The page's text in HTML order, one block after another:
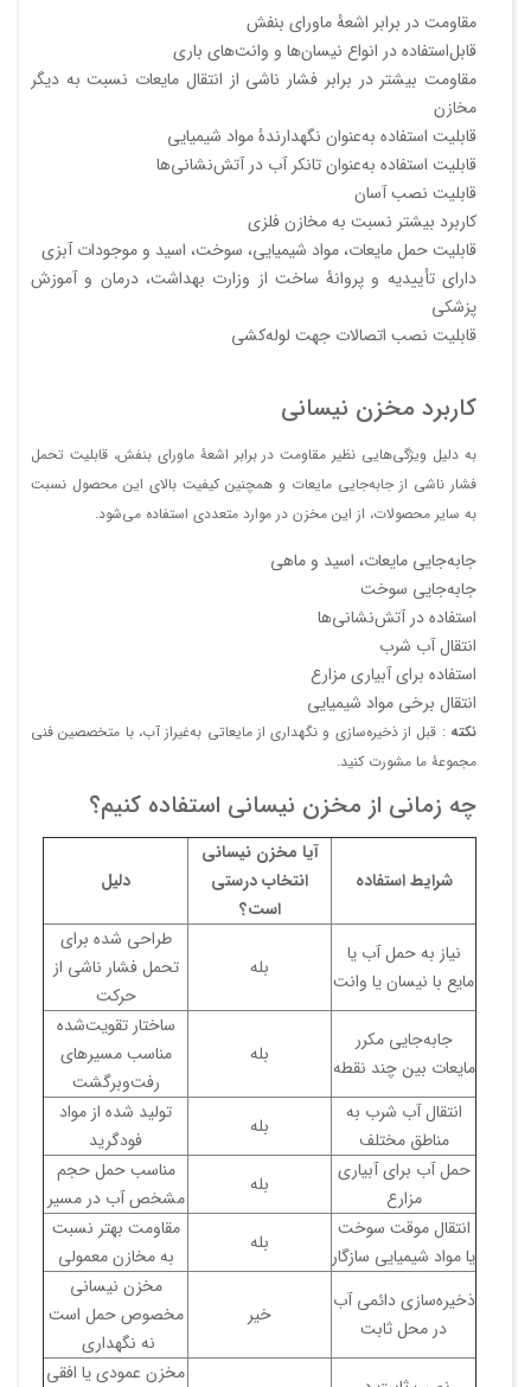
مقاومت در برابر اشعۀ ماورای بنفش
قابل‌استفاده در انواع نیسان‌ها و وانت‌های باری
مقاومت بیشتر در برابر فشار ناشی از انتقال مایعات نسبت به دیگر
مخازن
قابلیت استفاده به‌عنوان نگهدارندۀ مواد شیمیایی
قابلیت استفاده به‌عنوان تانکر آب در آتش‌نشانی‌ها
قابلیت نصب آسان
کاربرد بیشتر نسبت به مخازن فلزی
قابلیت حمل مایعات، مواد شیمیایی، سوخت، اسید و موجودات آبزی
دارای تأییدیه و پروانۀ ساخت از وزارت بهداشت، درمان و آموزش
پزشکی
قابلیت نصب اتصالات جهت لوله‌کشی
کاربرد مخزن نیسانی
به دلیل ویژگی‌هایی نظیر مقاومت در برابر اشعۀ ماورای بنفش، قابلیت تحمل
فشار ناشی از جابه‌جایی مایعات و همچنین کیفیت بالای این محصول نسبت
به سایر محصولات، از این مخزن در موارد متعددی استفاده می‌شود.
جابه‌جایی مایعات، اسید و ماهی
جابه‌جایی سوخت
استفاده در آتش‌نشانی‌ها
انتقال آب شرب
استفاده برای آبیاری مزارع
انتقال برخی مواد شیمیایی
نکته : قبل از ذخیره‌سازی و نگهداری از مایعاتی به‌غیراز آب، با متخصصین فنی
مجموعۀ ما مشورت کنید.
چه زمانی از مخزن نیسانی استفاده کنیم؟
شرایط استفاده
آیا مخزن نیسانی
انتخاب درستی
است؟
دلیل
نیاز به حمل آب یا
مایع با نیسان یا وانت
بله
طراحی شده برای
تحمل فشار ناشی از
حرکت
جابه‌جایی مکرر
مایعات بین چند نقطه
بله
ساختار تقویت‌شده
مناسب مسیرهای
رفت‌وبرگشت
انتقال آب شرب به
مناطق مختلف
بله
تولید شده از مواد
فودگرید
حمل آب برای آبیاری
مزارع
بله
مناسب حمل حجم
مشخص آب در مسیر
انتقال موقت سوخت
یا مواد شیمیایی سازگار
بله
مقاومت بهتر نسبت
به مخازن معمولی
ذخیره‌سازی دائمی آب
در محل ثابت
خیر
مخزن نیسانی
مخصوص حمل است
نه نگهداری
مخزن عمودی یا افقی